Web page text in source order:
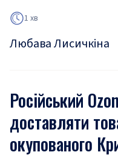
1 хв
Любава Лисичкіна
Російський
доставляти
окупованого